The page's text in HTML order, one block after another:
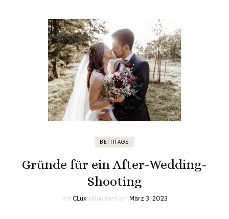
BEITRÄGE
Gründe für ein After-Wedding-
Shooting
von CLux aktualisiert am März 3, 2023